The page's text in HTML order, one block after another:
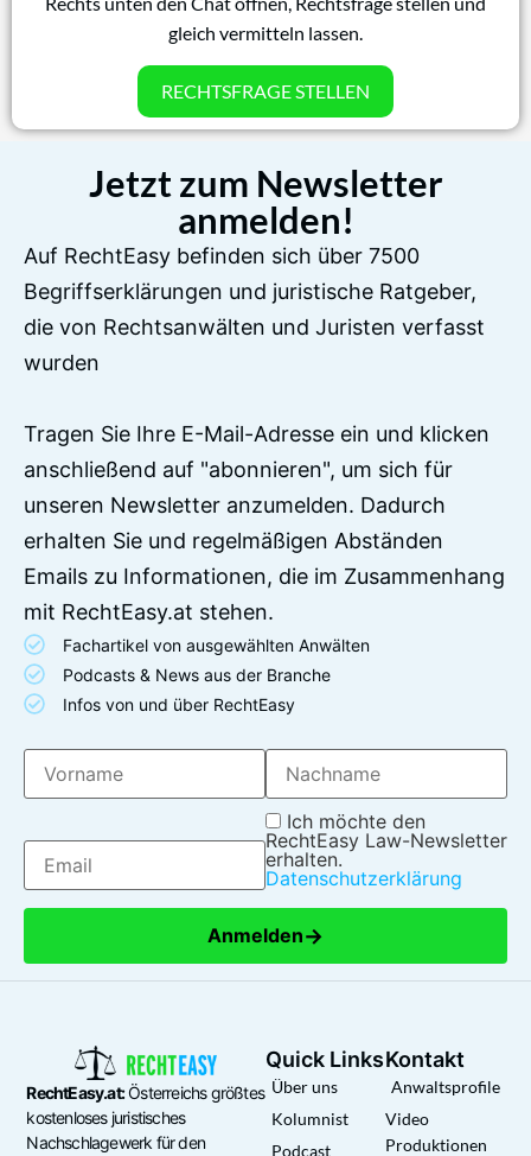
gleich vermitteln lassen.
RECHTSFRAGE STELLEN
Jetzt zum Newsletter
anmelden!
Auf RechtEasy befinden sich über 7500
Begriffserklärungen und juristische Ratgeber,
die von Rechtsanwälten und Juristen verfasst
wurden
Tragen Sie Ihre E-Mail-Adresse ein und klicken
anschließend auf "abonnieren", um sich für
unseren Newsletter anzumelden. Dadurch
erhalten Sie und regelmäßigen Abständen
Emails zu Informationen, die im Zusammenhang
mit RechtEasy.at stehen.
Fachartikel von ausgewählten Anwälten
Podcasts & News aus der Branche
Infos von und über RechtEasy
Ich möchte den
RechtEasy Law-Newsletter
erhalten.
Datenschutzerklärung
Anmelden→
RechtEasy.at:Österreichs größtes
kostenloses juristisches
Nachschlagewerk für den
Quick Links
Über uns
Kolumnist
Podcast
Kontakt
Anwaltsprofile
Video
Produktionen